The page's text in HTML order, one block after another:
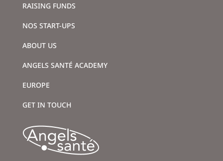
RAISING FUNDS
NOS START-UPS
ABOUT US
ANGELS SANTÉ ACADEMY
EUROPE
GET IN TOUCH